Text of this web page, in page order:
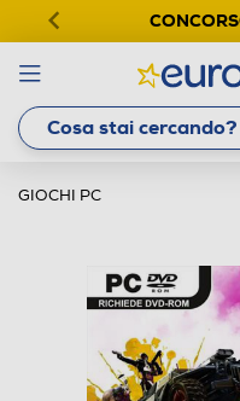
GIOCHI PC